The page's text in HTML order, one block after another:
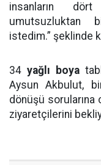
insanların dört
umutsuzluktan
istedim.” şeklinde
34 yağlı boya
Aysun Akbulut,
dönüşü sorularına
ziyaretçilerini